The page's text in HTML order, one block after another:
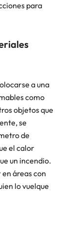
para
a una
como
objetos que
se
de
el calor
un incendio.
áreas con
lo vuelque